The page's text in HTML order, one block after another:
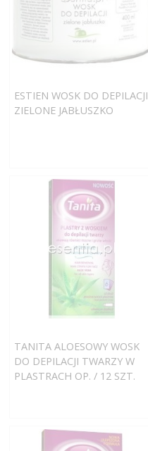
ESTIEN WOSK DO DEPILACJI
ZIELONE JABŁUSZKO
TANITA ALOESOWY WOSK
DO DEPILACJI TWARZY W
PLASTRACH OP. / 12 SZT.